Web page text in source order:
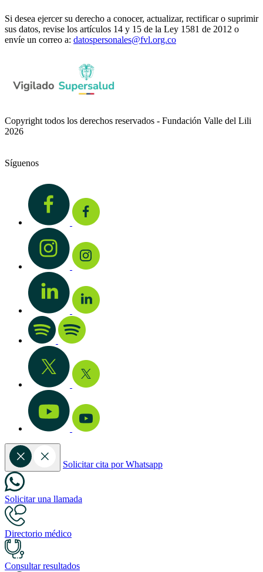
Si desea ejercer su derecho a conocer, actualizar, rectificar o suprimir
sus datos, revise los artículos 14 y 15 de la Ley 1581 de 2012 o
envíe un correo a: datospersonales@fvl.org.co
Copyright todos los derechos reservados - Fundación Valle del Lili
2026
Síguenos
Solicitar cita por Whatsapp
Solicitar una llamada
Directorio médico
Consultar resultados